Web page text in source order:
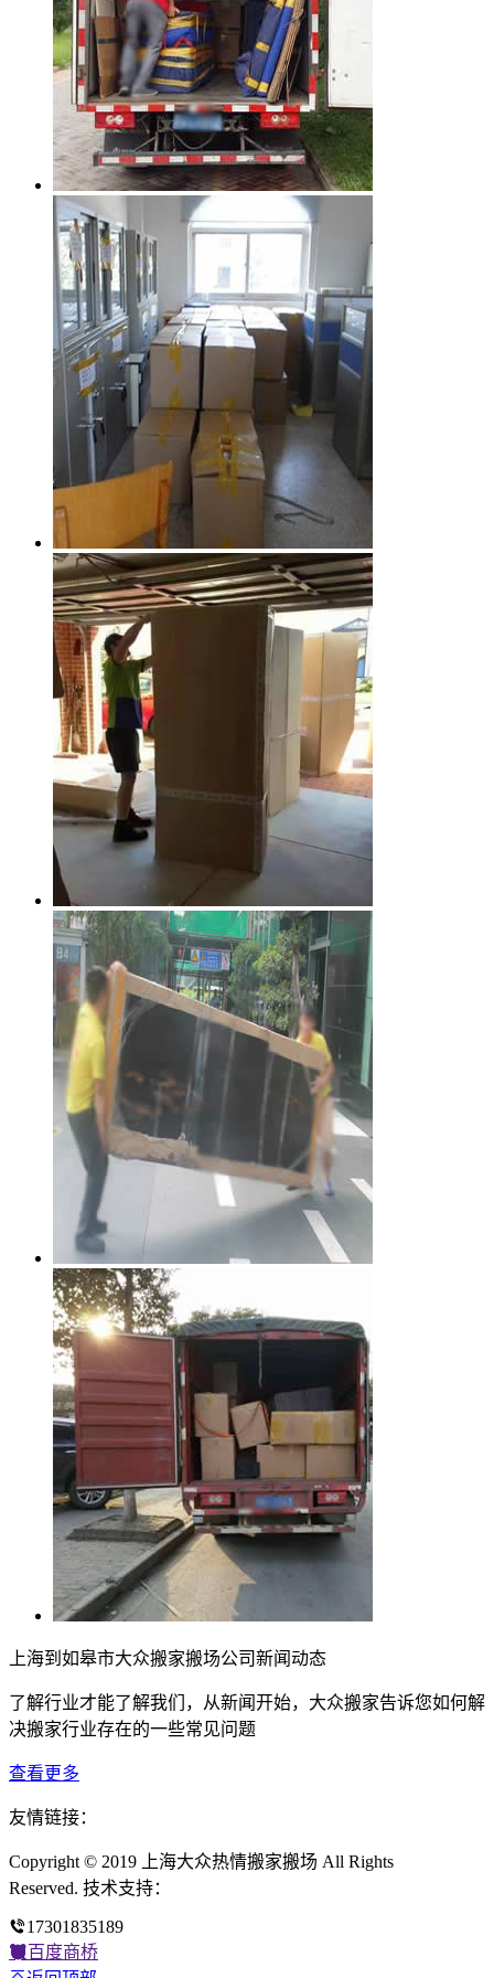
上海到如皋市大众搬家搬场公司新闻动态
了解行业才能了解我们，从新闻开始，大众搬家告诉您如何解
决搬家行业存在的一些常见问题
查看更多
友情链接：
Copyright © 2019 上海大众热情搬家搬场 All Rights
Reserved. 技术支持：
17301835189
百度商桥